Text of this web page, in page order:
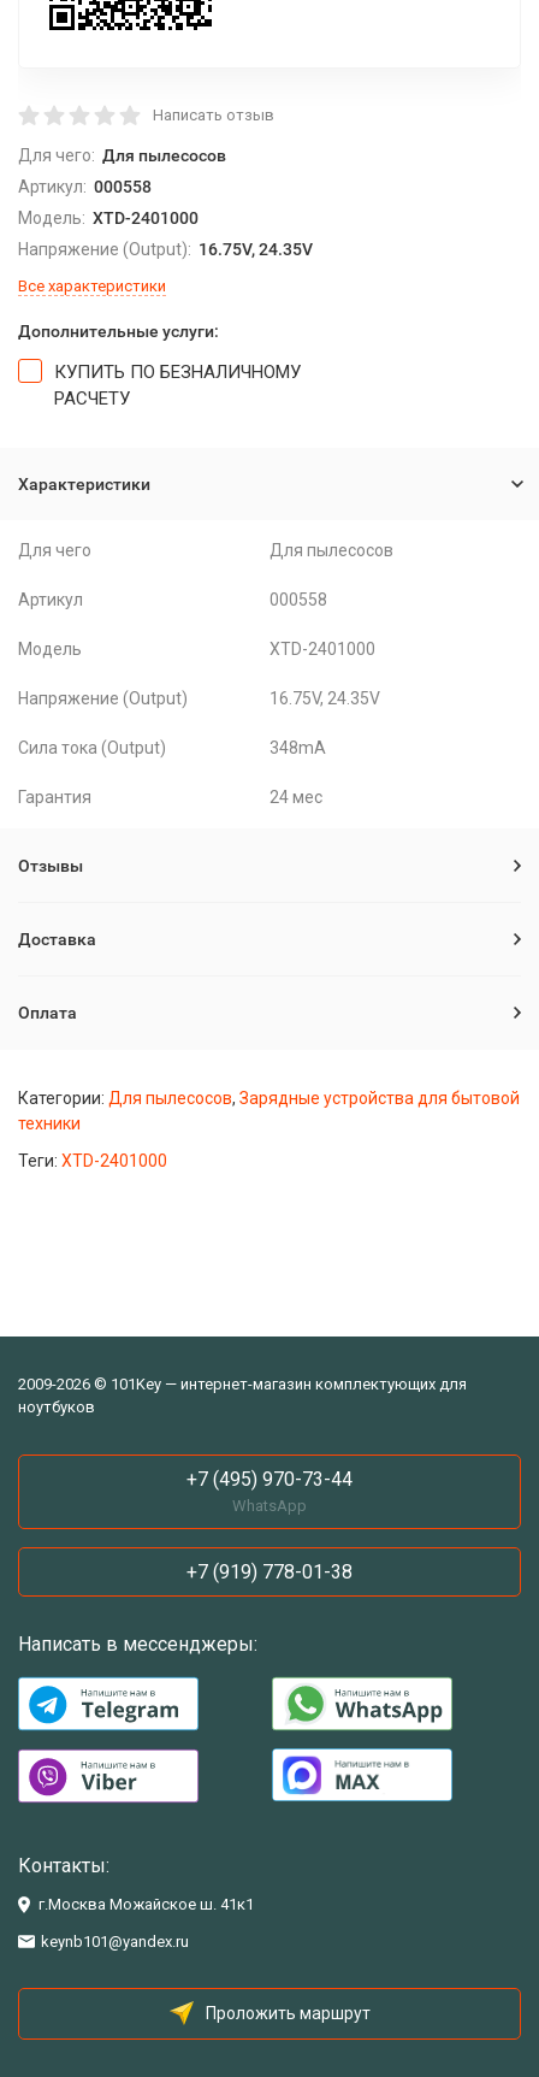
Написать отзыв
Для чего: Для пылесосов
Артикул: 000558
Модель: XTD-2401000
Напряжение (Output): 16.75V, 24.35V
Все характеристики
Дополнительные услуги:
КУПИТЬ ПО БЕЗНАЛИЧНОМУ
РАСЧЕТУ
Характеристики
Для чего Для пылесосов
Артикул 000558
Модель XTD-2401000
Напряжение (Output) 16.75V, 24.35V
Сила тока (Output) 348mA
Гарантия 24 мес
Отзывы
Доставка
Оплата
Категории: Для пылесосов, Зарядные устройства для бытовой
техники
Теги: XTD-2401000
2009-2026 © 101Key — интернет-магазин комплектующих для
ноутбуков
+7 (495) 970-73-44
WhatsApp
+7 (919) 778-01-38
Написать в мессенджеры:
Контакты:
г.Москва Можайское ш. 41к1
keynb101@yandex.ru
Проложить маршрут